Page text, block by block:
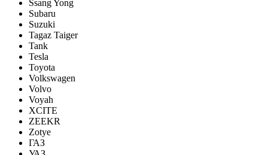
Ssang Yong
Subaru
Suzuki
Tagaz Taiger
Tank
Tesla
Toyota
Volkswagen
Volvo
Voyah
XCITE
ZEEKR
Zotye
ГАЗ